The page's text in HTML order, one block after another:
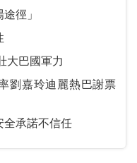
徑」
佳 媒體憂壯大巴國軍力
劉嘉玲迪麗熱巴謝票
全承諾不信任